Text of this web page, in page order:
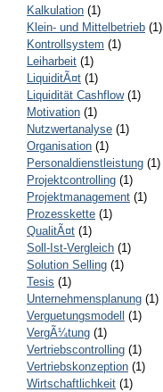
Kalkulation (1)
Klein- und Mittelbetrieb (1)
Kontrollsystem (1)
Leiharbeit (1)
LiquiditÃ¤t (1)
Liquidität Cashflow(1)
Motivation (1)
Nutzwertanalyse (1)
Organisation (1)
Personaldienstleistung (1)
Projektcontrolling (1)
Projektmanagement (1)
Prozesskette (1)
QualitÃ¤t (1)
Soll-Ist-Vergleich (1)
Solution Selling (1)
Tesis (1)
Unternehmensplanung (1)
Verguetungsmodell
(1)
VergÃ¼tung (1)
Vertriebscontrolling (1)
Vertriebskonzeption (1)
Wirtschaftlichkeit (1)